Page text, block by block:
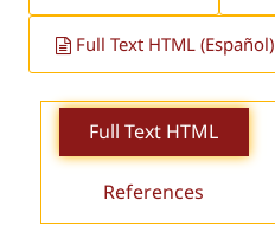
Full Text HTML (Español)
Full Text HTML
References